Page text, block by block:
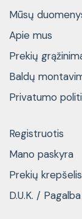
Mūsų
Apie mus
Prekių
Baldų
Privatumo
Registruotis
Mano paskyra
Prekių krepšelis
D.U.K. / Pagalba